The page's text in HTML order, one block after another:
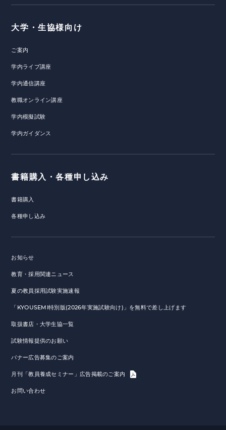
大学・生協様向け
ご案内
学内ライブ講座
学内通信講座
教職オンライン講座
学内模擬試験
学内ガイダンス
書籍購入・各種申し込み
書籍購入
各種申し込み
お知らせ
教育・採用関連ニュース
夏の教員採用試験実施速報
「KYOUSEMI特別版(2026年実施試験向け)」を無料で差し上げます
取扱書店・大学生協一覧
試験情報提供のお願い
バナー広告募集のご案内
月刊「教員養成セミナー」広告掲載のご案内
お問い合わせ